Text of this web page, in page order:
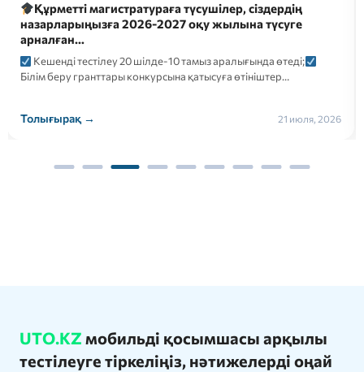
Құрметті магистратураға түсушілер, сіздердің
назарларыңызға 2026-2027 оқу жылына түсуге
арналған…
Кешенді тестілеу 20 шілде-10 тамыз аралығында өтеді;
Білім беру гранттары конкурсына қатысуға өтініштер…
Толығырақ → 21 июля, 2026
UTO.KZ мобильді қосымшасы арқылы
тестілеуге тіркеліңіз, нәтижелерді оңай